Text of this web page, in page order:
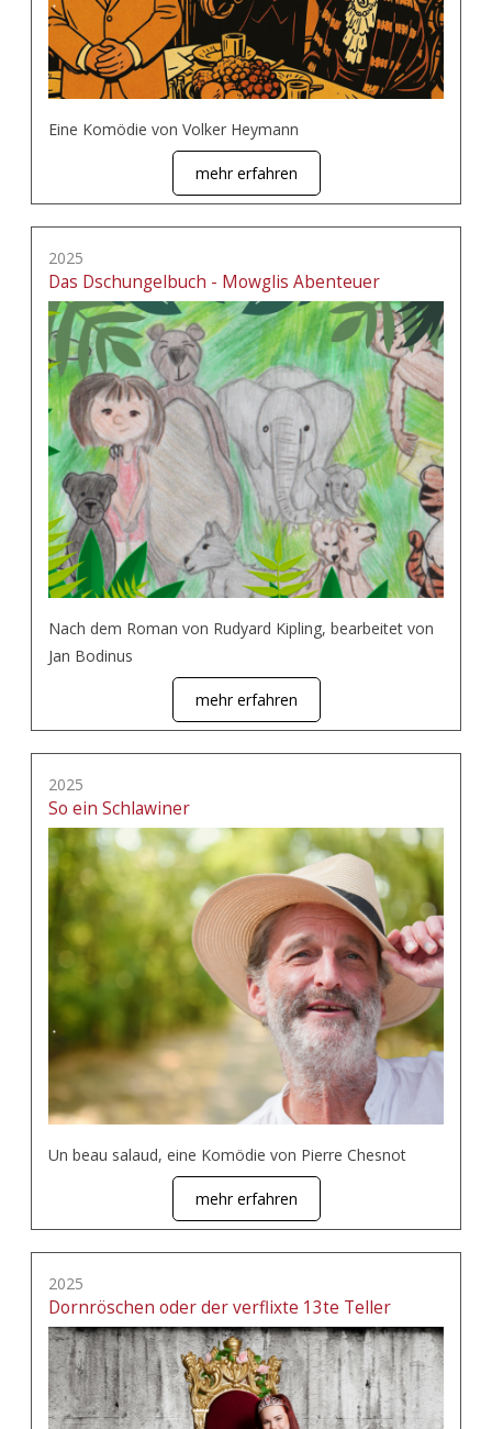
Eine Komödie von Volker Heymann
mehr erfahren
2025
Das Dschungelbuch - Mowglis Abenteuer
Nach dem Roman von Rudyard Kipling, bearbeitet von
Jan Bodinus
mehr erfahren
2025
So ein Schlawiner
Un beau salaud, eine Komödie von Pierre Chesnot
mehr erfahren
2025
Dornröschen oder der verflixte 13te Teller